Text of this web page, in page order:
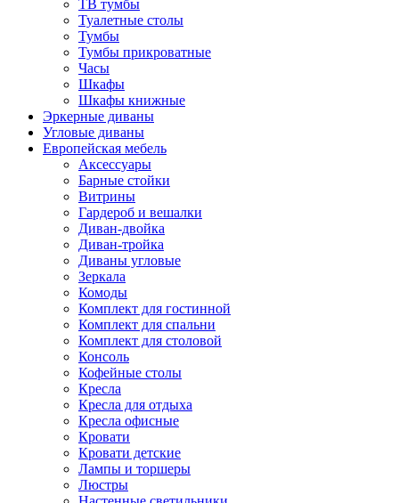
ТВ тумбы
Туалетные столы
Тумбы
Тумбы прикроватные
Часы
Шкафы
Шкафы книжные
Эркерные диваны
Угловые диваны
Европейская мебель
Аксессуары
Барные стойки
Витрины
Гардероб и вешалки
Диван-двойка
Диван-тройка
Диваны угловые
Зеркала
Комоды
Комплект для гостинной
Комплект для спальни
Комплект для столовой
Консоль
Кофейные столы
Кресла
Кресла для отдыха
Кресла офисные
Кровати
Кровати детские
Лампы и торшеры
Люстры